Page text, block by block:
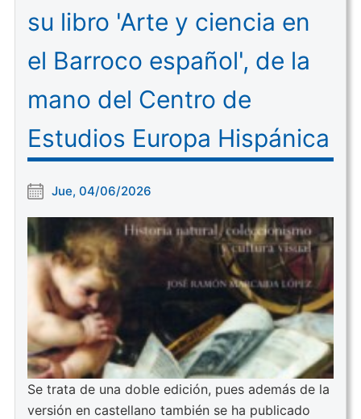
su libro 'Arte y ciencia en
el Barroco español', de la
mano del Centro de
Estudios Europa Hispánica
Jue, 04/06/2026
Se trata de una doble edición, pues además de la
versión en castellano también se ha publicado